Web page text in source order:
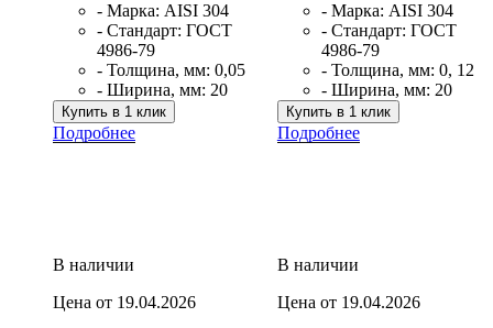
- Марка: AISI 304
- Стандарт: ГОСТ
4986-79
- Толщина, мм: 0,05
- Ширина, мм: 20
Купить в 1 клик
Подробнее
- Марка: AISI 304
- Стандарт: ГОСТ
4986-79
- Толщина, мм: 0, 12
- Ширина, мм: 20
Купить в 1 клик
Подробнее
В наличии
Цена от 19.04.2026
В наличии
Цена от 19.04.2026